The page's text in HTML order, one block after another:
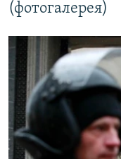
(фотогалерея)